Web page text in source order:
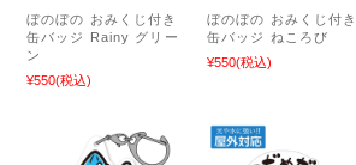
ぼのぼの おみくじ付き
缶バッジ Rainy グリー
ン
¥550(税込)
ぼのぼの おみくじ付き
缶バッジ ねころび
¥550(税込)